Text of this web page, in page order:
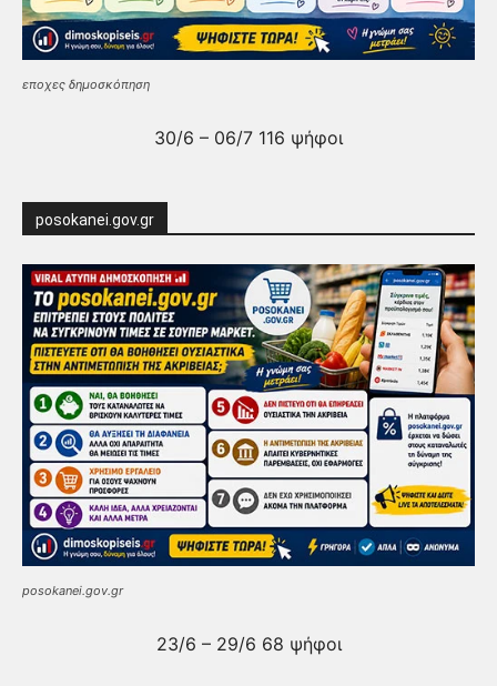
εποχες δημοσκόπηση
30/6 – 06/7 116 ψήφοι
posokanei.gov.gr
posokanei.gov.gr
23/6 – 29/6 68 ψήφοι